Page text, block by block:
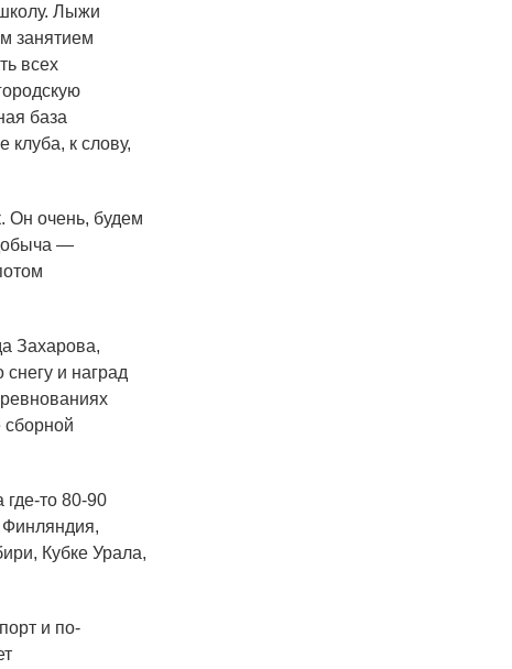
Лыжи
занятием
всех
база
клуба, к слову,
Он очень, будем
—
Захарова,
и наград
сборной
то 80-90
Финляндия,
Кубке Урала,
и по-